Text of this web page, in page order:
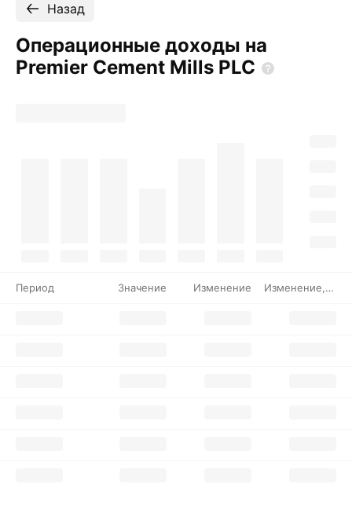
Назад
Операционные доходы на
Premier Cement Mills PLC
Период Значение Изменение Изменение, %